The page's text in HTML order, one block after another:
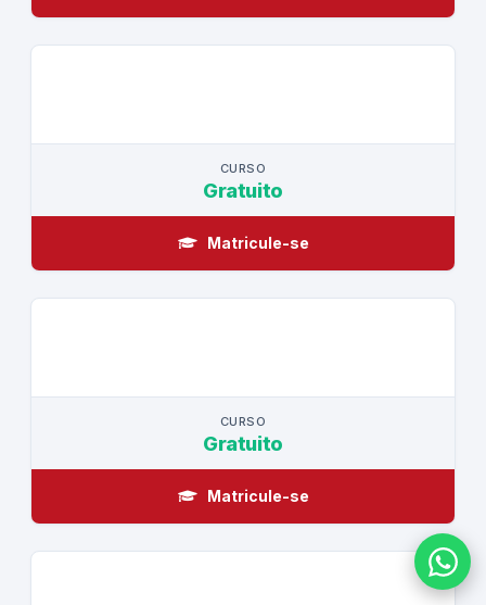
CURSO
Gratuito
Matricule-se
CURSO
Gratuito
Matricule-se